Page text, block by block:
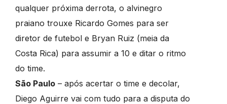
qualquer próxima derrota, o alvinegro
praiano trouxe Ricardo Gomes para ser
diretor de futebol e Bryan Ruiz (meia da
Costa Rica) para assumir a 10 e ditar o ritmo
do time.
São Paulo– após acertar o time e decolar,
Diego Aguirre vai com tudo para a disputa do